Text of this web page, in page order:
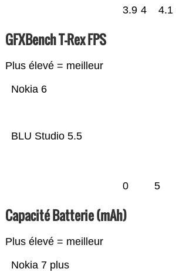
3.9 4 4.1
GFXBench T-Rex FPS
Plus élevé = meilleur
BLU Studio 5.5
Nokia 6
0 5
Capacité Batterie (mAh)
Plus élevé = meilleur
Nokia 7 plus